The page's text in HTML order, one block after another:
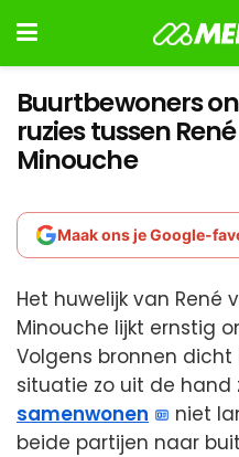
Buurtbewoners
ruzies tussen
Minouche
Maak ons je Google-
Het huwelijk van René
Minouche lijkt ernstig
Volgens bronnen
situatie zo uit de hand
samenwonen
niet
beide partijen naar